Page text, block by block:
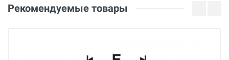
12 месяцев
Оценка
Рекомендуемые товары